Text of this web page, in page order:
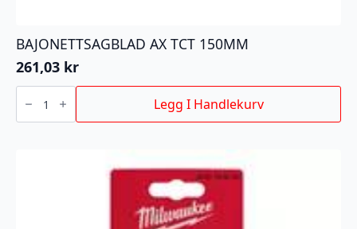
BAJONETTSAGBLAD AX TCT 150MM
261,03 kr
BAJONETTSAGBLAD
AX
150MM
Legg I Handlekurv